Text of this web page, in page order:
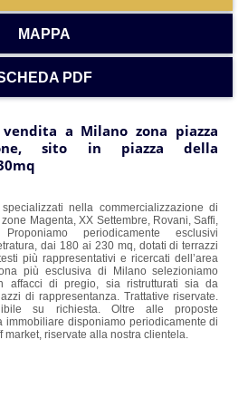
MAPPA
PDF
a Milano zona piazza
sito in piazza della
nella commercializzazione di
Magenta, XX Settembre, Rovani, Saffi,
periodicamente esclusivi
dai 180 ai 230 mq, dotati di terrazzi
più rappresentativi e ricercati dell’area
più esclusiva di Milano selezioniamo
affacci di pregio, sia ristrutturati sia da
di rappresentanza. Trattative riservate.
su richiesta. Oltre alle proposte
immobiliare disponiamo periodicamente di
market, riservate alla nostra clientela.